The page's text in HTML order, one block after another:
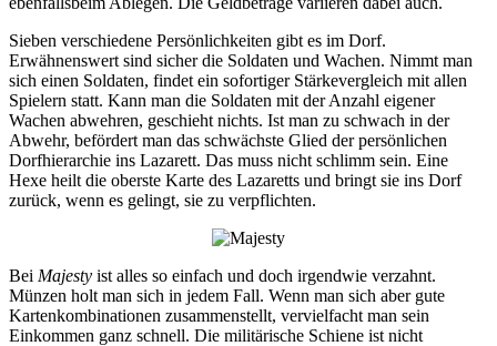
Sieben verschiedene Persönlichkeiten gibt es im Dorf.
Erwähnenswert sind sicher die Soldaten und Wachen. Nimmt man
sich einen Soldaten, findet ein sofortiger Stärkevergleich mit allen
Spielern statt. Kann man die Soldaten mit der Anzahl eigener
Wachen abwehren, geschieht nichts. Ist man zu schwach in der
Abwehr, befördert man das schwächste Glied der persönlichen
Dorfhierarchie ins Lazarett. Das muss nicht schlimm sein. Eine
Hexe heilt die oberste Karte des Lazaretts und bringt sie ins Dorf
zurück, wenn es gelingt, sie zu verpflichten.
Bei Majesty ist alles so einfach und doch irgendwie verzahnt.
Münzen holt man sich in jedem Fall. Wenn man sich aber gute
Kartenkombinationen zusammenstellt, vervielfacht man sein
Einkommen ganz schnell. Die militärische Schiene ist nicht